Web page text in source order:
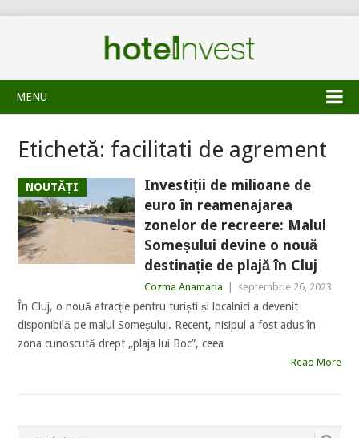
MENU
Etichetă: facilitati de agrement
NOUTĂȚI
Investiții de milioane de
euro în reamenajarea
zonelor de recreere: Malul
Someșului devine o nouă
destinație de plajă în Cluj
Cozma Anamaria septembrie 26, 2023
În Cluj, o nouă atracție pentru turiști și localnici a devenit
disponibilă pe malul Someșului. Recent, nisipul a fost adus în
zona cunoscută drept „plaja lui Boc”, ceea
Read More
POSTS